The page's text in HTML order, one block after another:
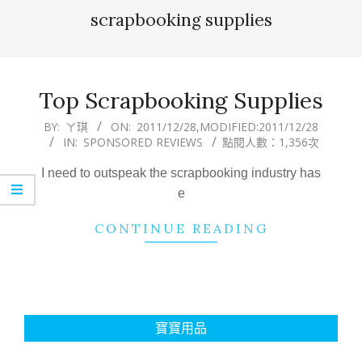
scrapbooking supplies
Top Scrapbooking Supplies
2011-
12-
28
BY: ㄚ琪 ON: 2011/12/28,MODIFIED:2011/12/28
IN: SPONSORED REVIEWS 點閱人數：1,356次
I need to outspeak the scrapbooking industry has
e
CONTINUE READING
寶寶用品